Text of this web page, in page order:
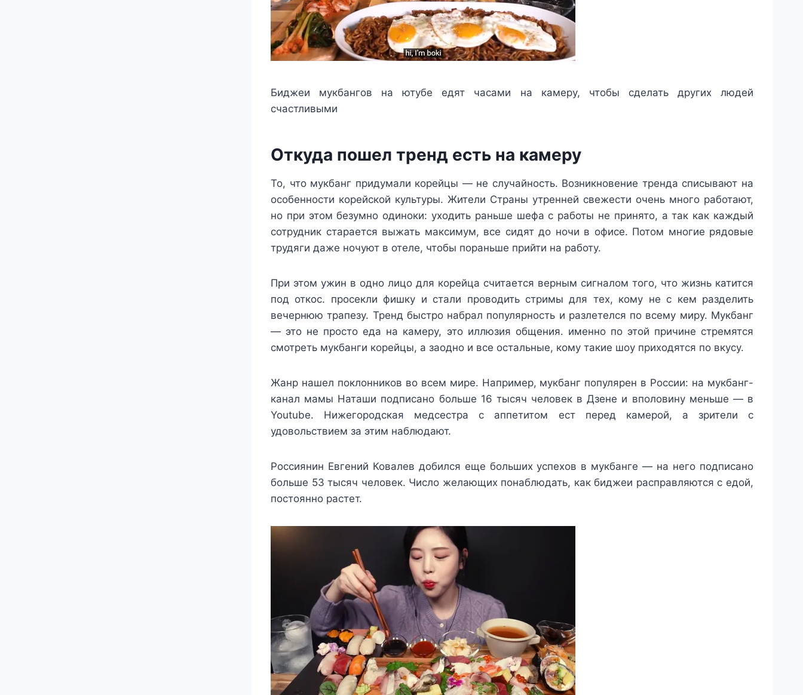
Биджеи мукбангов на ютубе едят часами на камеру, чтобы сделать других людей
счастливыми
Откуда пошел тренд есть на камеру
То, что мукбанг придумали корейцы — не случайность. Возникновение тренда списывают на
особенности корейской культуры. Жители Страны утренней свежести очень много работают,
но при этом безумно одиноки: уходить раньше шефа с работы не принято, а так как каждый
сотрудник старается выжать максимум, все сидят до ночи в офисе. Потом многие рядовые
трудяги даже ночуют в отеле, чтобы пораньше прийти на работу.
При этом ужин в одно лицо для корейца считается верным сигналом того, что жизнь катится
под откос. просекли фишку и стали проводить стримы для тех, кому не с кем разделить
вечернюю трапезу. Тренд быстро набрал популярность и разлетелся по всему миру. Мукбанг
— это не просто еда на камеру, это иллюзия общения. именно по этой причине стремятся
смотреть мукбанги корейцы, а заодно и все остальные, кому такие шоу приходятся по вкусу.
Жанр нашел поклонников во всем мире. Например, мукбанг популярен в России: на мукбанг-
канал мамы Наташи подписано больше 16 тысяч человек в Дзене и вполовину меньше — в
Youtube. Нижегородская медсестра с аппетитом ест перед камерой, а зрители с
удовольствием за этим наблюдают.
Россиянин Евгений Ковалев добился еще больших успехов в мукбанге — на него подписано
больше 53 тысяч человек. Число желающих понаблюдать, как биджеи расправляются с едой,
постоянно растет.